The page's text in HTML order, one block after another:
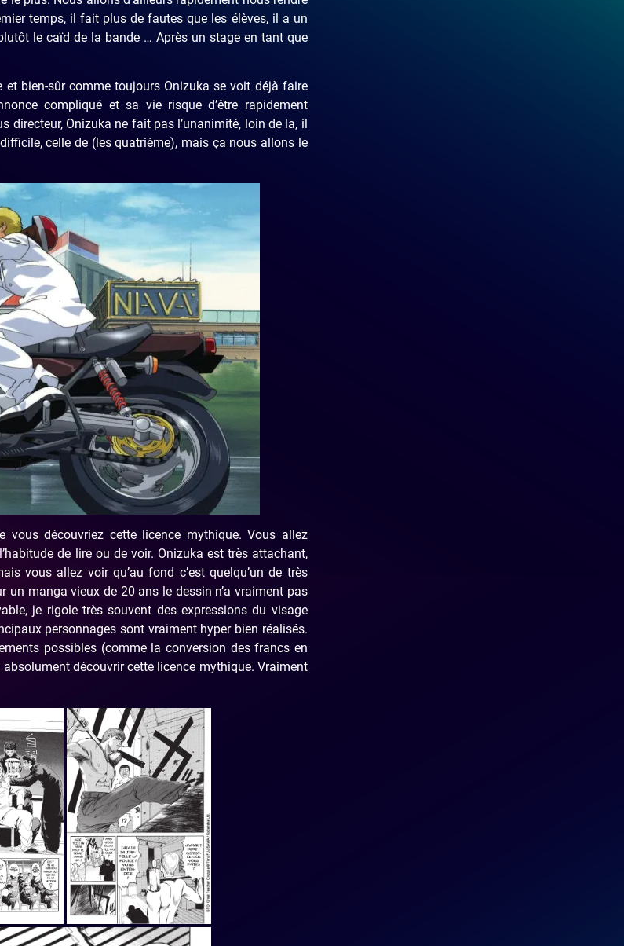
temps, il fait plus de fautes que les élèves, il a un
le caïd de la bande … Après un stage en tant que
et bien-sûr comme toujours Onizuka se voit déjà faire
compliqué et sa vie risque d’être rapidement
directeur, Onizuka ne fait pas l’unanimité, loin de la, il
celle de (les quatrième), mais ça nous allons le
découvriez cette licence mythique. Vous allez
de lire ou de voir. Onizuka est très attachant,
vous allez voir qu’au fond c’est quelqu’un de très
un manga vieux de 20 ans le dessin n’a vraiment pas
je rigole très souvent des expressions du visage
personnages sont vraiment hyper bien réalisés.
possibles (comme la conversion des francs en
découvrir cette licence mythique. Vraiment